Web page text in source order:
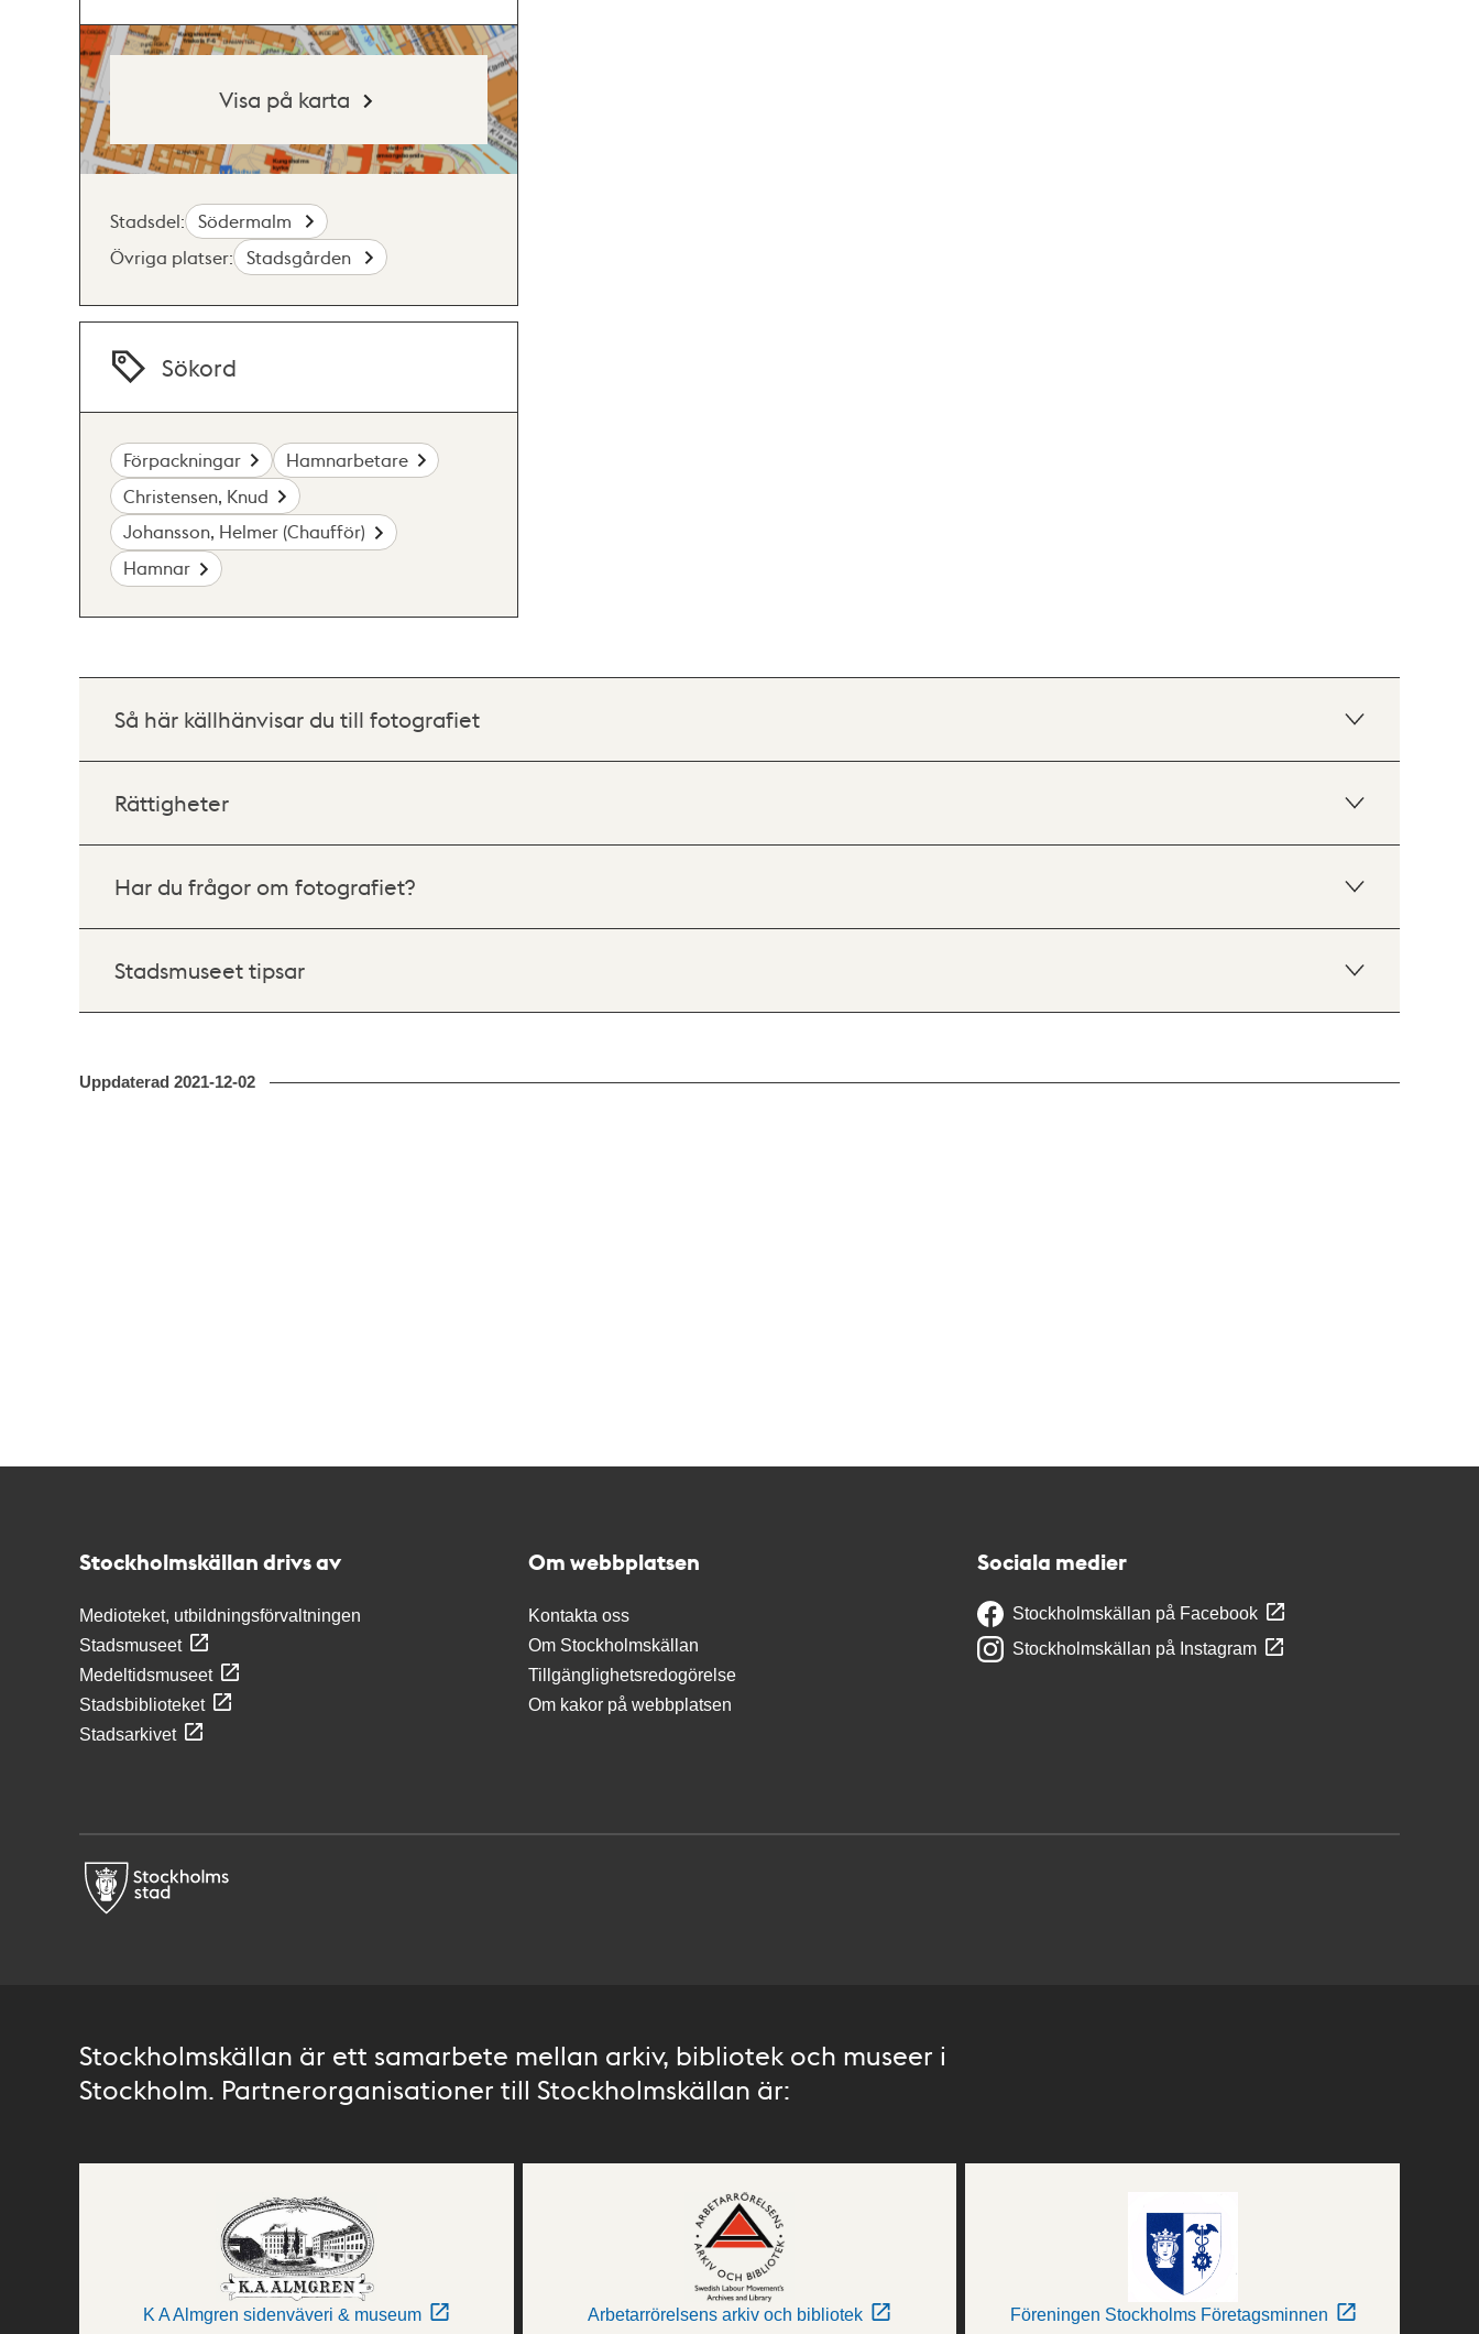
Visa på karta
Stadsdel:
Södermalm
Övriga platser:
Stadsgården
Sökord
Förpackningar
Hamnarbetare
Christensen, Knud
Johansson, Helmer (Chaufför)
Hamnar
Så här källhänvisar du till fotografiet
Rättigheter
Har du frågor om fotografiet?
Stadsmuseet tipsar
Uppdaterad 2021-12-02
Stockholmskällan drivs av
Medioteket, utbildningsförvaltningen
Stadsmuseet
Medeltidsmuseet
Stadsbiblioteket
Stadsarkivet
Om webbplatsen
Kontakta oss
Om Stockholmskällan
Tillgänglighetsredogörelse
Om kakor på webbplatsen
Sociala medier
Stockholmskällan på Facebook
Stockholmskällan på Instagram
Stockholmskällan är ett samarbete mellan arkiv, bibliotek och museer i
Stockholm. Partnerorganisationer till Stockholmskällan är:
K A Almgren sidenväveri & museum Arbetarrörelsens arkiv och bibliotek Föreningen Stockholms Företagsminnen